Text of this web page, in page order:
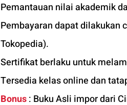
Pemantauan nilai akademik
Pembayaran dapat dilakukan
Tokopedia).
Sertifikat berlaku untuk
Tersedia kelas online dan
Bonus : Buku Asli impor dari